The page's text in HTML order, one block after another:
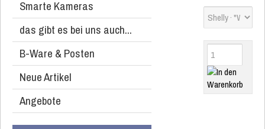
Smarte Kameras
das gibt es bei uns auch...
B-Ware & Posten
Neue Artikel
Angebote